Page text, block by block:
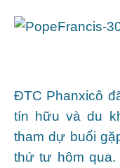
ĐTC Phanxicô
tín hữu và du
tham dự buổi
thứ tư hôm